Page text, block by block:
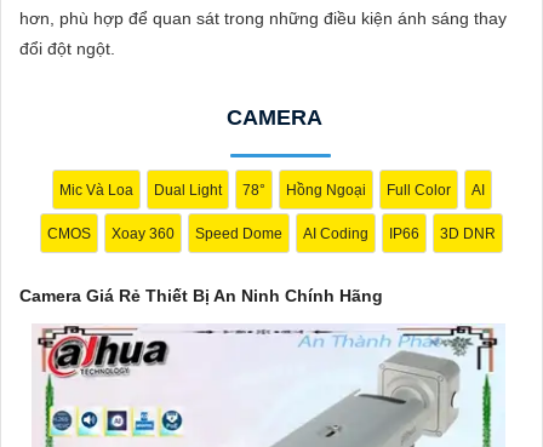
Camera Hikvision DS-2CE56C0T-IRP: Camera thân hồng
ngoại, chất lượng 1MP, có khả năng quan sát ban đêm tốt, sắc
🔖4:Camera Dahua HAC-HDBW1200RP-Z: Camera dome chất
lượng 2MP, hỗ trợ các tính năng như chống ngược sáng, chống
Nhớ kiểm tra kỹ thông số kỹ thuật cũng như nguồn gốc xuất xứ
của sản phẩm trước khi mua nhé đểHoàn toàn tin cậylà sản
phẩm chính hãng và đáng tin cậy.
hơn, phù hợp để quan sát trong những điều kiện ánh sáng thay
đổi đột ngột.
CAMERA
Mic Và Loa Dual Light 78° Hồng Ngoại Full Color AI
CMOS Xoay 360 Speed Dome AI Coding IP66 3D DNR
Camera Giá Rẻ Thiết Bị An Ninh Chính Hãng